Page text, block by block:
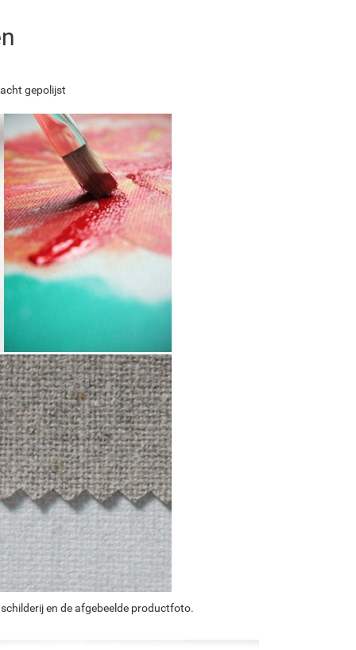
gepolijst
en de afgebeelde productfoto.